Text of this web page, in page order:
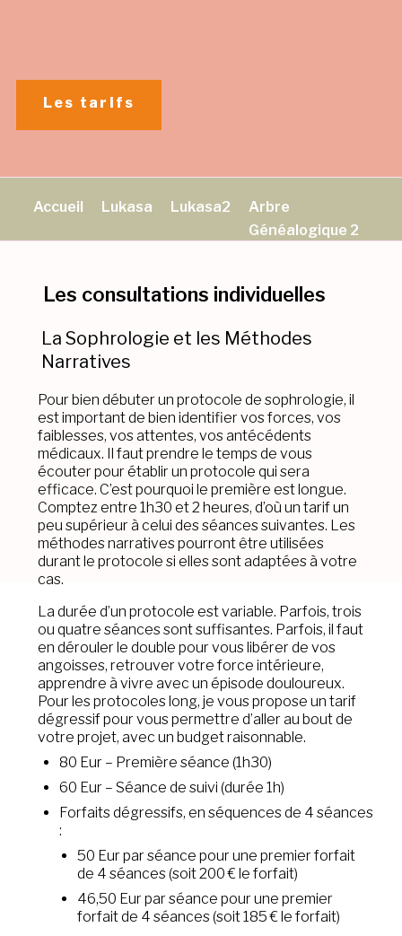
Accueil Lukasa Lukasa2
Arbre
Généalogique 2
Les tarifs
Les consultations individuelles
La Sophrologie et les Méthodes
Narratives
Pour bien débuter un protocole de sophrologie, il
est important de bien identifier vos forces, vos
faiblesses, vos attentes, vos antécédents
médicaux. Il faut prendre le temps de vous
écouter pour établir un protocole qui sera
efficace. C’est pourquoi le première est longue.
Comptez entre 1h30 et 2 heures, d’où un tarif un
peu supérieur à celui des séances suivantes. Les
méthodes narratives pourront être utilisées
durant le protocole si elles sont adaptées à votre
cas.
La durée d’un protocole est variable. Parfois, trois
ou quatre séances sont suffisantes. Parfois, il faut
en dérouler le double pour vous libérer de vos
angoisses, retrouver votre force intérieure,
apprendre à vivre avec un épisode douloureux.
Pour les protocoles long, je vous propose un tarif
dégressif pour vous permettre d’aller au bout de
votre projet, avec un budget raisonnable.
80 Eur – Première séance (1h30)
60 Eur – Séance de suivi (durée 1h)
Forfaits dégressifs, en séquences de 4 séances
:
50 Eur par séance pour une premier forfait
de 4 séances (soit 200 € le forfait)
46,50 Eur par séance pour une premier
forfait de 4 séances (soit 185 € le forfait)